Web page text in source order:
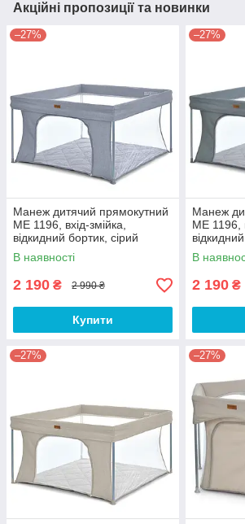
Акційні пропозиції та новинки
–27%
Манеж дитячий прямокутний
МЕ 1196, вхід-змійка,
відкидний бортик, сірий
В наявності
2 190 ₴ 2 990 ₴
Купити
–27%
Манеж
МЕ 1196,
сірий
В
2 190 ₴
–27% –27%